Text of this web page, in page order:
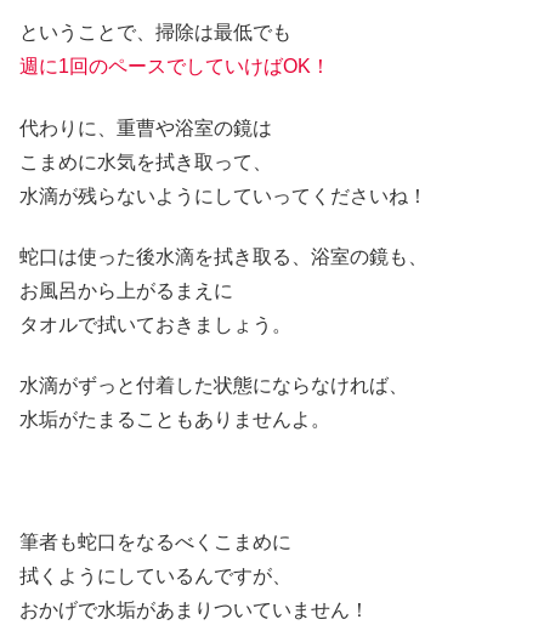
ということで、掃除は最低でも
週に1回のペースでしていけばOK！
代わりに、重曹や浴室の鏡は
こまめに水気を拭き取って、
水滴が残らないようにしていってくださいね！
蛇口は使った後水滴を拭き取る、浴室の鏡も、
お風呂から上がるまえに
タオルで拭いておきましょう。
水滴がずっと付着した状態にならなければ、
水垢がたまることもありませんよ。
筆者も蛇口をなるべくこまめに
拭くようにしているんですが、
おかげで水垢があまりついていません！